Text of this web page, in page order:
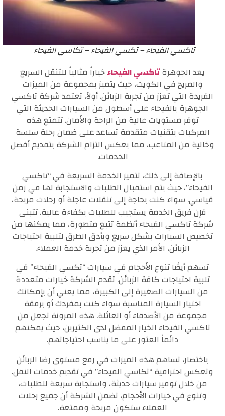
تاكسي الفيحاء – تكسي الفيحاء – تكاسي الفيحاء
يعد الجوهرةتاكسي الفيحاءخياراً مثالياً للتنقل السريع
والمريح في الكويت، حيث يتميز بمجموعة من الميزات
الفريدة التي تعزز من تجربة الزبائن. أولاً، تعتمد شركة تاكسي
الجوهرة بالفيحاء على أسطول من السيارات الحديثة التي
توفر مستويات عالية من الراحة والأمان. تتمتع هذه
المركبات بتقنيات متقدمة تساعد على ضمان رحلة سلسة
وخالية من المتاعب، مما يعكس التزام الشركة بتقديم أفضل
الخدمات.
بالإضافة إلى ذلك، تتميز الخدمة السريعة في “تاكسي
الفيحاء”، حيث يتم استقبال الطلبات والاستجابة لها في زمن
قياسي. سواء كنت بحاجة إلى تنقلات عاجلة أو رحلات مريحة،
فإن فريق الخدمة يستجيب للطلبات بكفاءة عالية. تتبنى
شركة تاكسي الفيحاء أنظمة تتبع متطورة، مما يمكنها من
تخصيص السيارات بشكل سريع وبأدق الطرق لتلبية احتياجات
الزبائن، الأمر الذي يعزز من تجربة خدمة العملاء.
تسهم أيضًا تنوع الأحجام في سيارات “تكسي الفيحاء” في
تلبية احتياجات كافة الزبائن. تقدم الشركة خيارات متعددة
من السيارات الصغيرة إلى الكبيرة، مما يعني أن بإمكانك
اختيار السيارة المناسبة سواء كنت بمفردك أو برفقة
مجموعة من الأصدقاء أو العائلة. هذه المرونة تجعل من
تاكسي الفيحاء الخيار المفضل لدى الكثيرين، حيث يمكنهم
دائماً العثور على ما يناسب احتياجاتهم.
باختصار، تساهم هذه الميزات في رفع مستوى رضا الزبائن
وتعكس احترافية “تكاسي الفيحاء” في تقديم خدمات النقل.
من خلال توفير سيارات حديثة، واستجابة سريعة للطلبات،
وتنوع في خيارات الأحجام، تضمن الشركة أن جميع رحلات
العملاء ستكون مريحة وممتعة.